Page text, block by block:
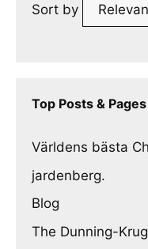
Sort by
Top Posts & Pages
Världens bästa
jardenberg.
Blog
The Dunning-